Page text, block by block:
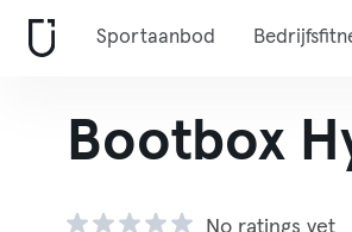
Sportaanbod
Bootbox
No ratings yet